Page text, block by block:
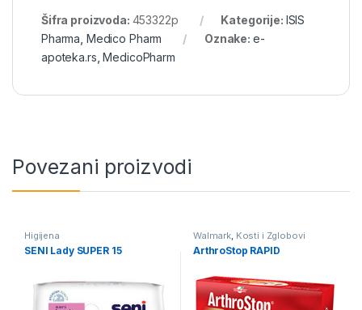
Šifra proizvoda: 453322p Kategorije: ISIS
Pharma Medico Pharm Oznake: e-
apoteka.rs ,MedicoPharm
Povezani proizvodi
Higijena
SENI Lady SUPER 15
Walmark Kosti i Zglobovi
ArthroStop RAPID